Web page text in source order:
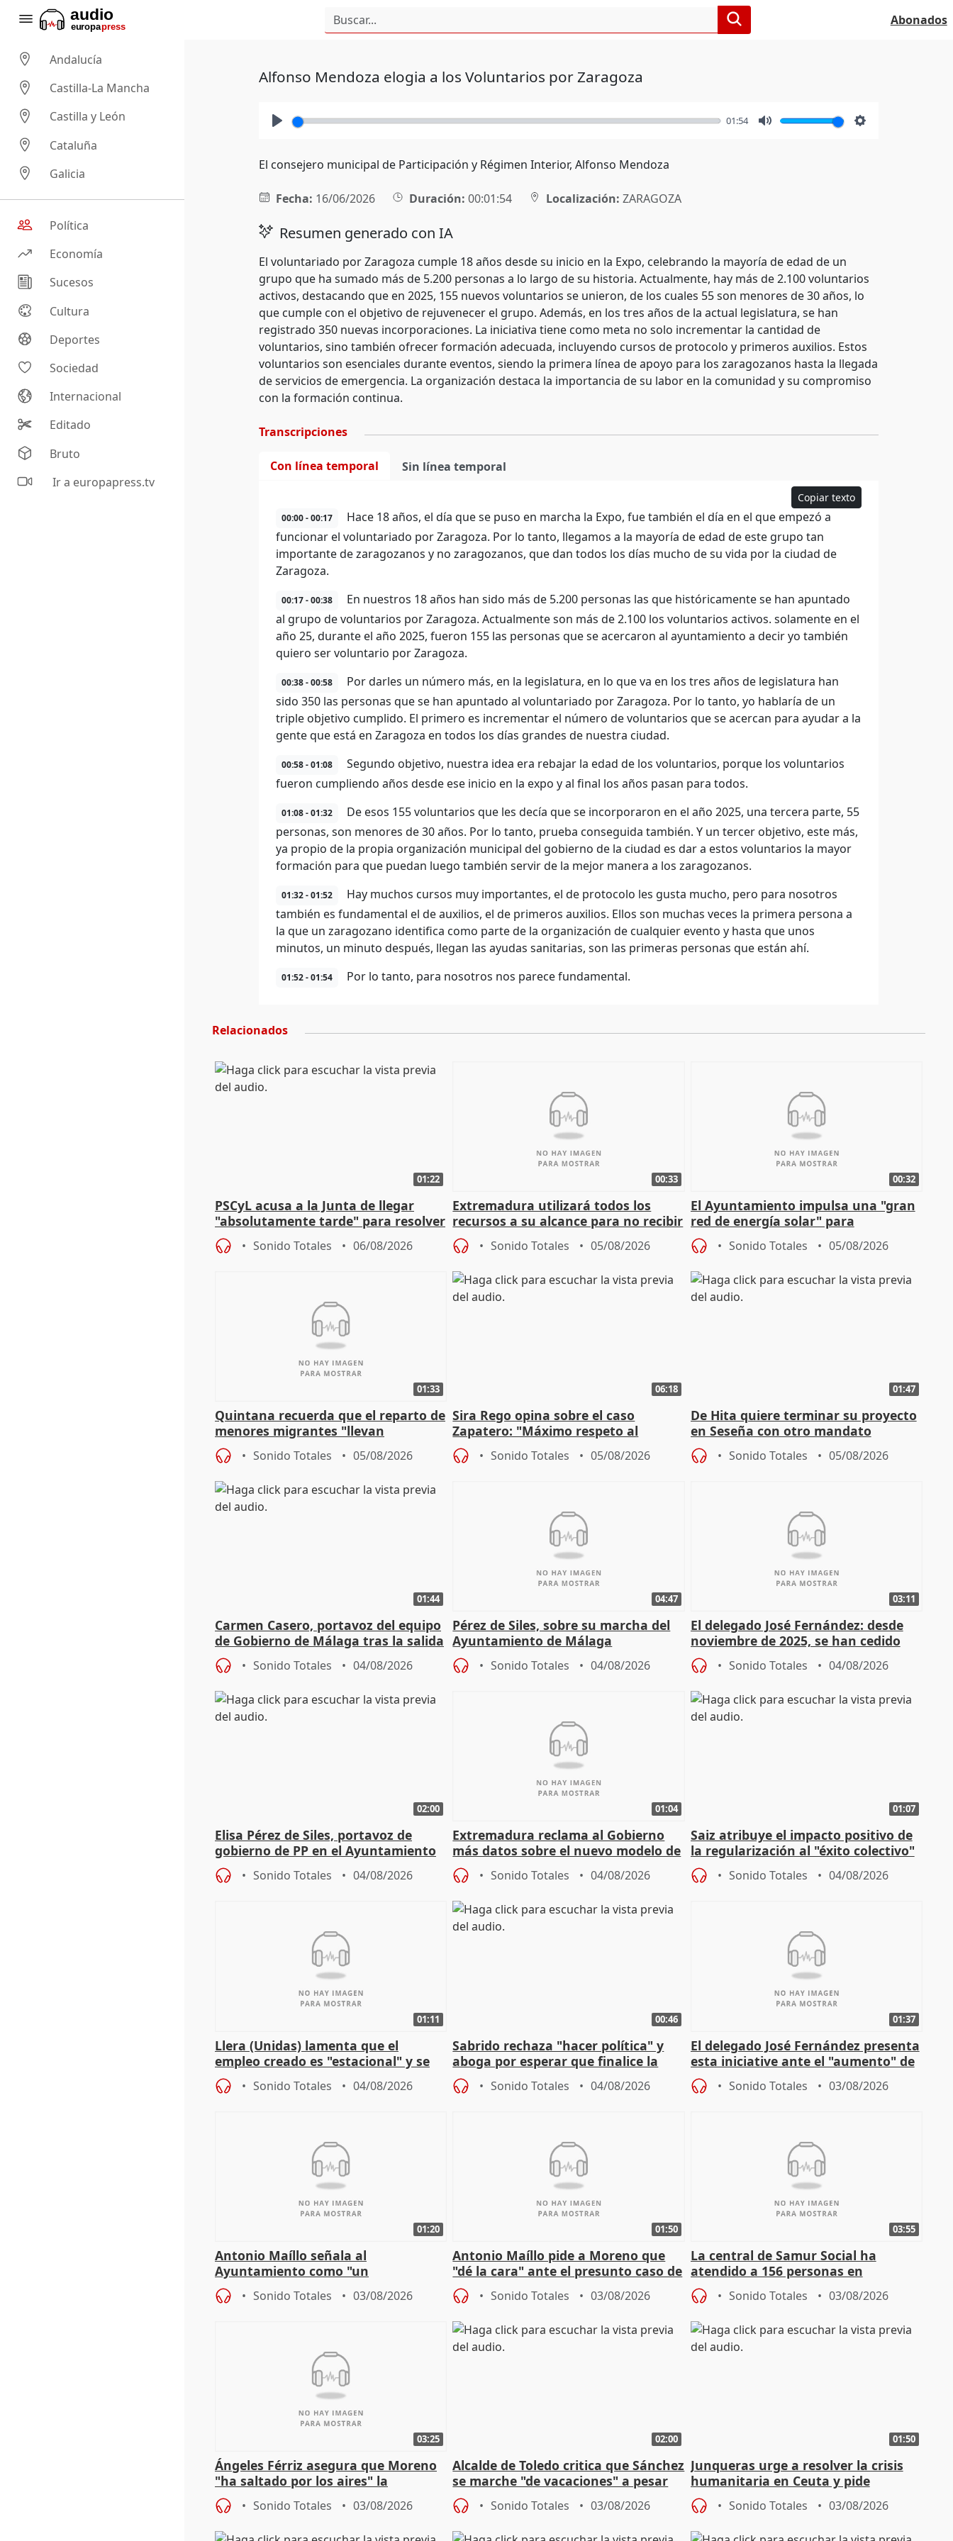
Abonados
Andalucía
Castilla-La Mancha
Castilla y León
Cataluña
Galicia
Política
Economía
Sucesos
Cultura
Deportes
Sociedad
Internacional
Editado
Bruto
Ir a europapress.tv
Alfonso Mendoza elogia a los Voluntarios por Zaragoza
01:54
El consejero municipal de Participación y Régimen Interior, Alfonso Mendoza
Fecha: 16/06/2026 Duración: 00:01:54 Localización: ZARAGOZA
Resumen generado con IA
El voluntariado por Zaragoza cumple 18 años desde su inicio en la Expo, celebrando la mayoría de edad de un
grupo que ha sumado más de 5.200 personas a lo largo de su historia. Actualmente, hay más de 2.100 voluntarios
activos, destacando que en 2025, 155 nuevos voluntarios se unieron, de los cuales 55 son menores de 30 años, lo
que cumple con el objetivo de rejuvenecer el grupo. Además, en los tres años de la actual legislatura, se han
registrado 350 nuevas incorporaciones. La iniciativa tiene como meta no solo incrementar la cantidad de
voluntarios, sino también ofrecer formación adecuada, incluyendo cursos de protocolo y primeros auxilios. Estos
voluntarios son esenciales durante eventos, siendo la primera línea de apoyo para los zaragozanos hasta la llegada
de servicios de emergencia. La organización destaca la importancia de su labor en la comunidad y su compromiso
con la formación continua.
Transcripciones
Con línea temporal Sin línea temporal
Copiar texto
00:00 - 00:17
Hace 18 años, el día que se puso en marcha la Expo, fue también el día en el que empezó a
funcionar el voluntariado por Zaragoza. Por lo tanto, llegamos a la mayoría de edad de este grupo tan
importante de zaragozanos y no zaragozanos, que dan todos los días mucho de su vida por la ciudad de
Zaragoza.
00:17 - 00:38
En nuestros 18 años han sido más de 5.200 personas las que históricamente se han apuntado
al grupo de voluntarios por Zaragoza. Actualmente son más de 2.100 los voluntarios activos. solamente en el
año 25, durante el año 2025, fueron 155 las personas que se acercaron al ayuntamiento a decir yo también
quiero ser voluntario por Zaragoza.
00:38 - 00:58
Por darles un número más, en la legislatura, en lo que va en los tres años de legislatura han
sido 350 las personas que se han apuntado al voluntariado por Zaragoza. Por lo tanto, yo hablaría de un
triple objetivo cumplido. El primero es incrementar el número de voluntarios que se acercan para ayudar a la
gente que está en Zaragoza en todos los días grandes de nuestra ciudad.
00:58 - 01:08
Segundo objetivo, nuestra idea era rebajar la edad de los voluntarios, porque los voluntarios
fueron cumpliendo años desde ese inicio en la expo y al final los años pasan para todos.
01:08 - 01:32
De esos 155 voluntarios que les decía que se incorporaron en el año 2025, una tercera parte, 55
personas, son menores de 30 años. Por lo tanto, prueba conseguida también. Y un tercer objetivo, este más,
ya propio de la propia organización municipal del gobierno de la ciudad es dar a estos voluntarios la mayor
formación para que puedan luego también servir de la mejor manera a los zaragozanos.
01:32 - 01:52
Hay muchos cursos muy importantes, el de protocolo les gusta mucho, pero para nosotros
también es fundamental el de auxilios, el de primeros auxilios. Ellos son muchas veces la primera persona a
la que un zaragozano identifica como parte de la organización de cualquier evento y hasta que unos
minutos, un minuto después, llegan las ayudas sanitarias, son las primeras personas que están ahí.
01:52 - 01:54 Por lo tanto, para nosotros nos parece fundamental.
Relacionados
01:22
PSCyL acusa a la Junta de llegar
"absolutamente tarde" para resolver
problemas como Newcastle
Sonido Totales 06/08/2026
00:33
Extremadura utilizará todos los
recursos a su alcance para no recibir
más menores migrantes
Sonido Totales 05/08/2026
00:32
El Ayuntamiento impulsa una "gran
red de energía solar" para
autoconsumo
Sonido Totales 05/08/2026
01:33
Quintana recuerda que el reparto de
menores migrantes "llevan
aportación del Gobierno" central
Sonido Totales 05/08/2026
06:18
Sira Rego opina sobre el caso
Zapatero: "Máximo respeto al
proceso judicial"
Sonido Totales 05/08/2026
01:47
De Hita quiere terminar su proyecto
en Seseña con otro mandato
Sonido Totales 05/08/2026
01:44
Carmen Casero, portavoz del equipo
de Gobierno de Málaga tras la salida
de Pérez de Siles
Sonido Totales 04/08/2026
04:47
Pérez de Siles, sobre su marcha del
Ayuntamiento de Málaga
Sonido Totales 04/08/2026
03:11
El delegado José Fernández: desde
noviembre de 2025, se han cedido
9.810 ayudas por nacimiento
Sonido Totales 04/08/2026
02:00
Elisa Pérez de Siles, portavoz de
gobierno de PP en el Ayuntamiento
de Málaga, deja la política
Sonido Totales 04/08/2026
01:04
Extremadura reclama al Gobierno
más datos sobre el nuevo modelo de
financiación
Sonido Totales 04/08/2026
01:07
Saiz atribuye el impacto positivo de
la regularización al "éxito colectivo"
del Gobierno
Sonido Totales 04/08/2026
01:11
Llera (Unidas) lamenta que el
empleo creado es "estacional" y se
"esfumará" al acabar el verano
Sonido Totales 04/08/2026
00:46
Sabrido rechaza "hacer política" y
aboga por esperar que finalice la
investigación del incendio
Sonido Totales 04/08/2026
01:37
El delegado José Fernández presenta
esta iniciative ante el "aumento" de
personas sin hogar en Madri
Sonido Totales 03/08/2026
01:20
Antonio Maíllo señala al
Ayuntamiento como "un
especulador más" sobre viviendas de
Jiménez Becerril
Sonido Totales 03/08/2026
01:50
Antonio Maíllo pide a Moreno que
"dé la cara" ante el presunto caso de
acoso del CEO de ADM
Sonido Totales 03/08/2026
03:55
La central de Samur Social ha
atendido a 156 personas en
situación de calle durante Campaña
de CalorSonido Totales 03/08/2026
03:25
Ángeles Férriz asegura que Moreno
"ha saltado por los aires" la
negociación tras acuerdo con SMA
Sonido Totales 03/08/2026
02:00
Alcalde de Toledo critica que Sánchez
se marche "de vacaciones" a pesar
de la crisis migratoria
Sonido Totales 03/08/2026
01:50
Junqueras urge a resolver la crisis
humanitaria en Ceuta y pide
responsabilidad a la UE
Sonido Totales 03/08/2026